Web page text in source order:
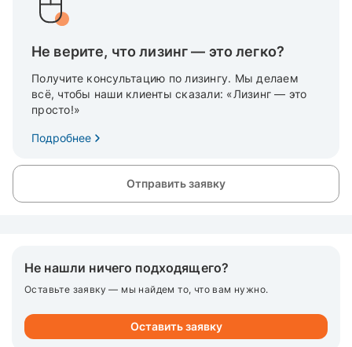
Не верите, что лизинг — это легко?
Получите консультацию по лизингу. Мы делаем
всё, чтобы наши клиенты сказали: «Лизинг — это
просто!»
Подробнее
Отправить заявку
Не нашли ничего подходящего?
Оставьте заявку — мы найдем то, что вам нужно.
Оставить заявку